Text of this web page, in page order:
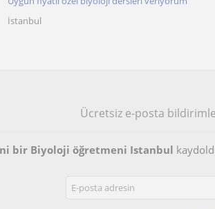
İstanbul
Ücretsiz e-posta
bir Biyoloji öğretmeni Istanbul